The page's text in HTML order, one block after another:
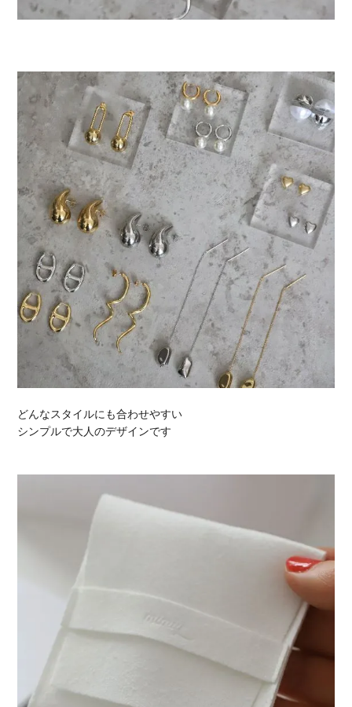
どんなスタイルにも合わせやすい
シンプルで大人のデザインです